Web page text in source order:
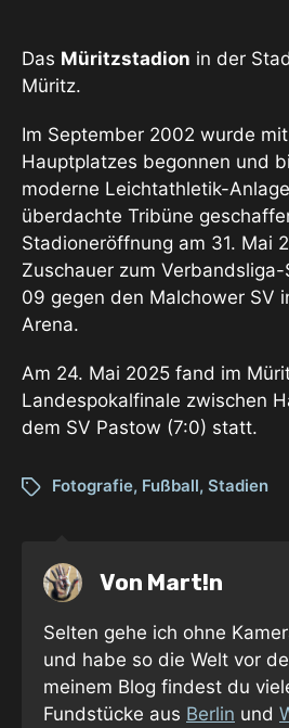
Das Müritzstadion in der
Müritz.
Im September 2002 wurde
Hauptplatzes begonnen und
moderne Leichtathletik-
überdachte Tribüne
Stadioneröffnung am 31. Mai
Zuschauer zum Verbandsliga-
09 gegen den Malchower SV
Arena.
Am 24. Mai 2025 fand im
Landespokalfinale zwischen
dem SV Pastow (7:0) statt.
Fotografie, Fußball, Stadien
Von Mart!n
Selten gehe ich ohne
und habe so die Welt vor
meinem Blog findest du
Fundstücke aus Berlin und